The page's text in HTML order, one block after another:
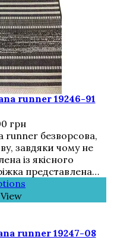
runner 19246-91
грн
runner безворсова,
завдяки чому не
із якісного
представлена…
runner 19247-08